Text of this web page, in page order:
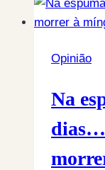
Opinião
Na